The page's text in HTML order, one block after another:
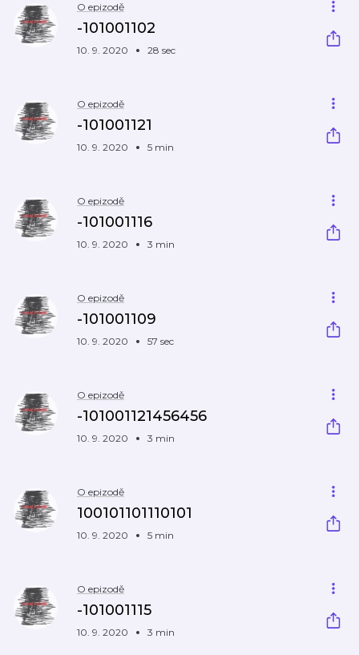
O epizodě
-101001102
10. 9. 2020 28 sec
O epizodě
-101001121
10. 9. 2020 5 min
O epizodě
-101001116
10. 9. 2020 3 min
O epizodě
-101001109
10. 9. 2020 57 sec
O epizodě
-101001121456456
10. 9. 2020 3 min
O epizodě
100101101110101
10. 9. 2020 5 min
O epizodě
-101001115
10. 9. 2020 3 min